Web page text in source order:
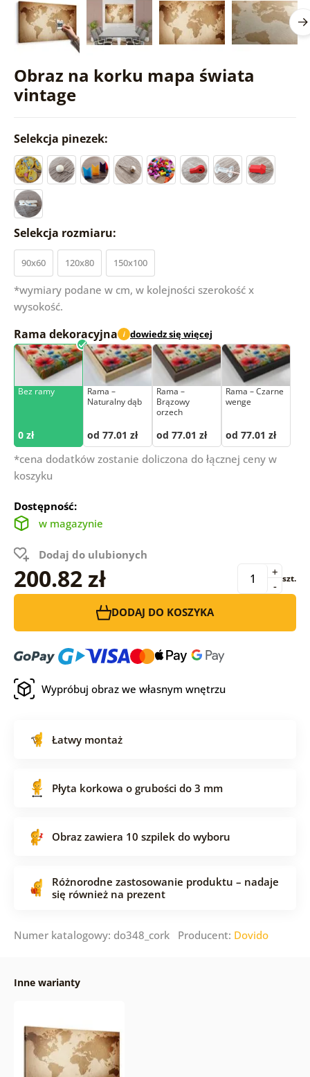
Obraz na korku mapa świata
vintage
Selekcja pinezek:
Selekcja rozmiaru:
90x60 120x80 150x100
*wymiary podane w cm, w kolejności szerokość x
wysokość.
Rama dekoracyjna i dowiedz się więcej
Bez ramy
0 zł
Rama –
Naturalny dąb
od 77.01 zł
Rama –
Brązowy
orzech
od 77.01 zł
Rama – Czarne
wenge
od 77.01 zł
*cena dodatków zostanie doliczona do łącznej ceny w
koszyku
Dostępność:
w magazynie
Dodaj do ulubionych
200.82 zł -
+ szt.
DODAJ DO KOSZYKA
Wypróbuj obraz we własnym wnętrzu
Łatwy montaż
Płyta korkowa o grubości do 3 mm
Obraz zawiera 10 szpilek do wyboru
Różnorodne zastosowanie produktu – nadaje
się również na prezent
Numer katalogowy: do348_cork Producent: Dovido
Inne warianty